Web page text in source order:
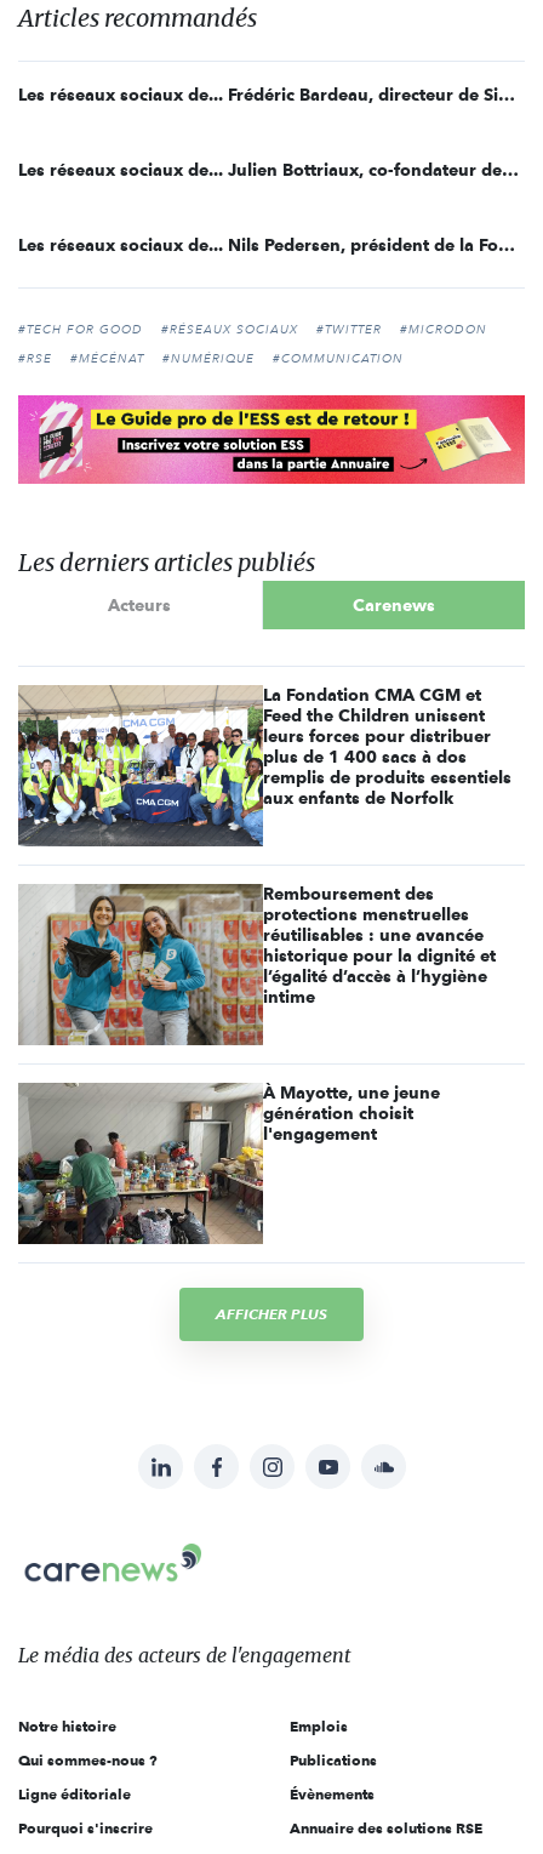
Articles recommandés
Les réseaux sociaux de... Frédéric Bardeau, directeur de Simplon.co
Les réseaux sociaux de... Julien Bottriaux, co-fondateur des Beaux Jours
Les réseaux sociaux de... Nils Pedersen, président de la Fonda
#TECH FOR GOOD #RÉSEAUX SOCIAUX #TWITTER
#MICRODON
#RSE
#MÉCÉNAT #NUMÉRIQUE #COMMUNICATION
Les derniers articles publiés
Acteurs Carenews
La Fondation CMA CGM et
Feed the Children unissent
leurs forces pour distribuer
plus de 1 400 sacs à dos
remplis de produits essentiels
aux enfants de Norfolk
Remboursement des
protections menstruelles
réutilisables : une avancée
historique pour la dignité et
l’égalité d’accès à l’hygiène
intime
À Mayotte, une jeune
génération choisit
l'engagement
AFFICHER PLUS
sur:
LinkedInFacebookInstagramYouTubeSoundcloud
Le
des
l'engagement
Le média des acteurs de l'engagement
Notre histoire
Qui sommes-nous ?
Ligne éditoriale
Pourquoi s'inscrire
Emplois
Publications
Évènements
Annuaire des solutions RSE